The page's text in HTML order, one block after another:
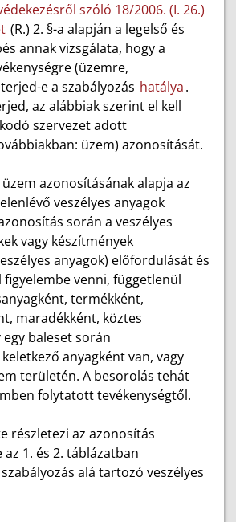
szóló 18/2006. (I. 26.)
(R.) 2. §-a alapján a legelső és
annak vizsgálata, hogy a
(üzemre,
e a szabályozás hatálya.
az alábbiak szerint el kell
szervezet adott
üzem) azonosítását.
azonosításának alapja az
veszélyes anyagok
során a veszélyes
vagy készítmények
anyagok) előfordulását és
figyelembe venni, függetlenül
termékként,
maradékként, köztes
baleset során
anyagként van, vagy
területén. A besorolás tehát
folytatott tevékenységtől.
részletezi az azonosítás
1. és 2. táblázatban
alá tartozó veszélyes